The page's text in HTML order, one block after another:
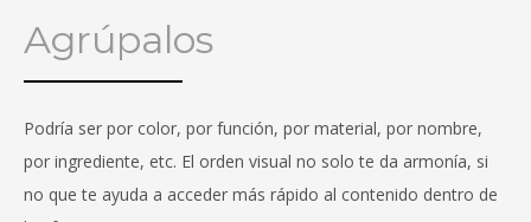
Agrúpalos
Podría ser por color, por función, por material, por nombre,
por ingrediente, etc. El orden visual no solo te da armonía, si
no que te ayuda a acceder más rápido al contenido dentro de